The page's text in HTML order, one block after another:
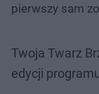
pierwszy sam
Twoja Twarz
edycji